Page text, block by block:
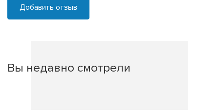
Добавить отзыв
Вы недавно смотрели